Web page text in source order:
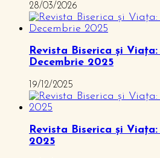
28/03/2026
Revista Biserica și
Decembrie 2025
19/12/2025
Revista Biserica și
2025